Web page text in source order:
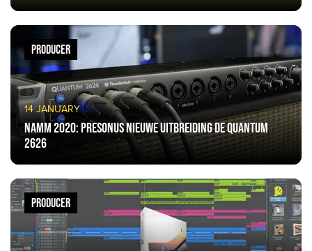
14 JANUARY
NAMM 2020: PreSonus nieuwe uitbreiding de Quantum
2626
PRODUCER
PRODUCER